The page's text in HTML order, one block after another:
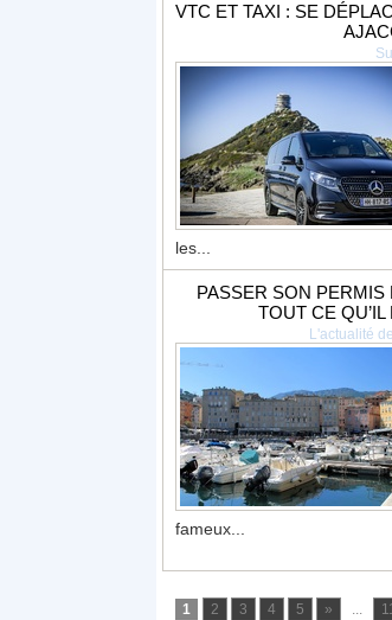
VTC ET TAXI : SE
les...
PASSER SON PERMIS
TOUT CE
L'actualité
fameux...
1 2 3 4 5 » ...